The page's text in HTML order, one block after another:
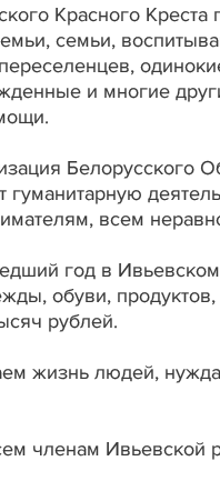
Красного
семьи,
и многие
Белорусского
всем
год в
обуви,
рублей.
жизнь людей,
членам Ивьевской